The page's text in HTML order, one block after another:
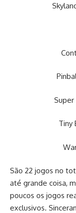
Tiny
São 22 jogos no
até grande coisa,
poucos os jogos
exclusivos.